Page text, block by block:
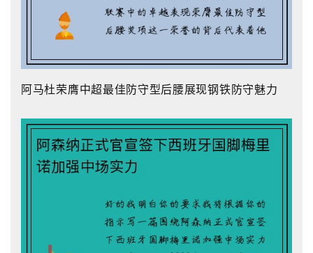
阿马杜荣膺中超最佳防守型后腰展现钢铁防守魅力